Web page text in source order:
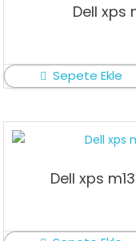
Dell xps
Sepete Ekle
Dell xps